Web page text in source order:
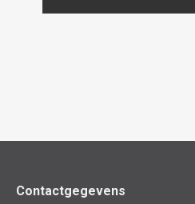
Contactgegevens